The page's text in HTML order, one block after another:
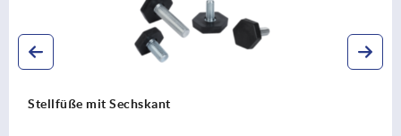
Sechskant